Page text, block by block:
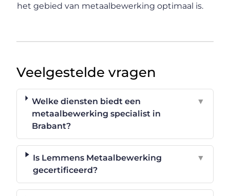
het gebied van metaalbewerking optimaal is.
Veelgestelde vragen
Welke diensten biedt een
metaalbewerking specialist in
Brabant?
▼
Is Lemmens Metaalbewerking
gecertificeerd?
▼